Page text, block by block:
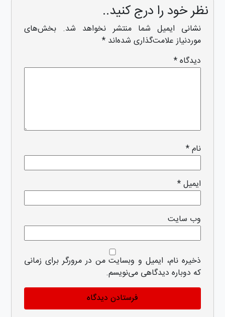
نظر خود را درج کنید..
نشانی ایمیل شما منتشر نخواهد شد. بخش‌های
موردنیاز علامت‌گذاری شده‌اند*
دیدگاه*
نام*
ایمیل*
وب‌ سایت
ذخیره نام، ایمیل و وبسایت من در مرورگر برای زمانی
که دوباره دیدگاهی می‌نویسم.